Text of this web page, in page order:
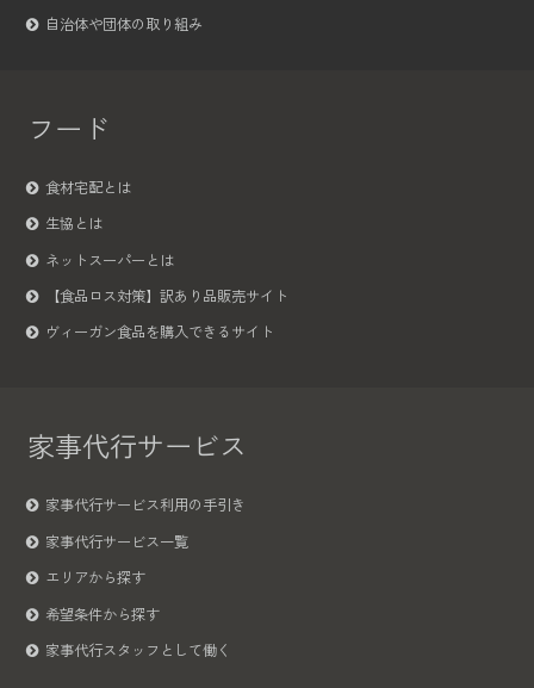
自治体や団体の取り組み
フード
食材宅配とは
生協とは
ネットスーパーとは
【食品ロス対策】訳あり品販売サイト
ヴィーガン食品を購入できるサイト
家事代行サービス
家事代行サービス利用の手引き
家事代行サービス一覧
エリアから探す
希望条件から探す
家事代行スタッフとして働く